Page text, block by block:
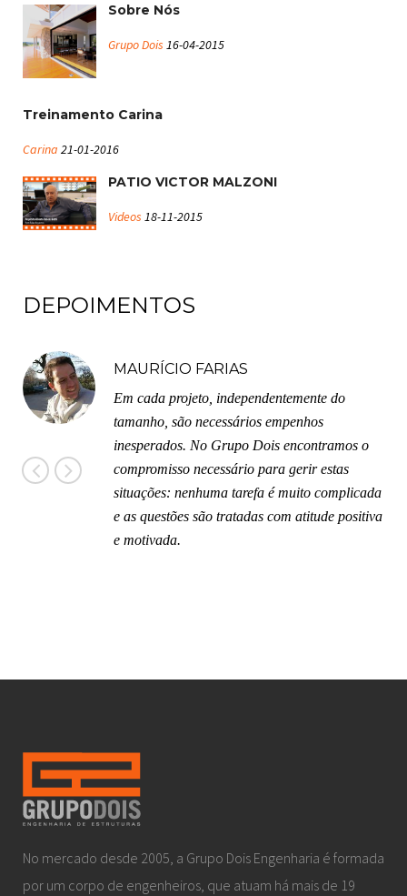
Sobre Nós
Grupo Dois 16-04-2015
Treinamento Carina
Carina 21-01-2016
PATIO VICTOR MALZONI
Videos 18-11-2015
DEPOIMENTOS
MAURÍCIO FARIAS
Em cada projeto, independentemente do
tamanho, são necessários empenhos
inesperados. No Grupo Dois encontramos o
compromisso necessário para gerir estas
situações: nenhuma tarefa é muito complicada
e as questões são tratadas com atitude positiva
e motivada.
No mercado desde 2005, a Grupo Dois Engenharia é formada
por um corpo de engenheiros, que atuam há mais de 19